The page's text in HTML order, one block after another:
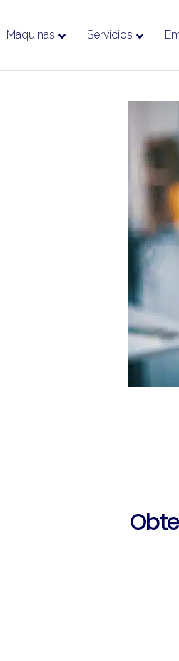
Máquinas Servicios